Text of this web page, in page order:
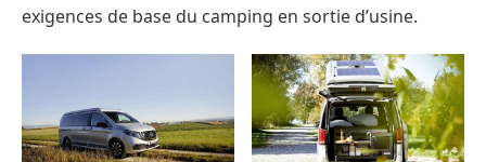
exigences de base du camping en sortie d’usine.